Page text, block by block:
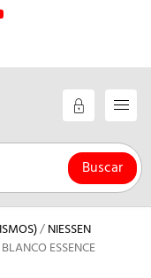
Buscar
/NIESSEN
ESSENCE